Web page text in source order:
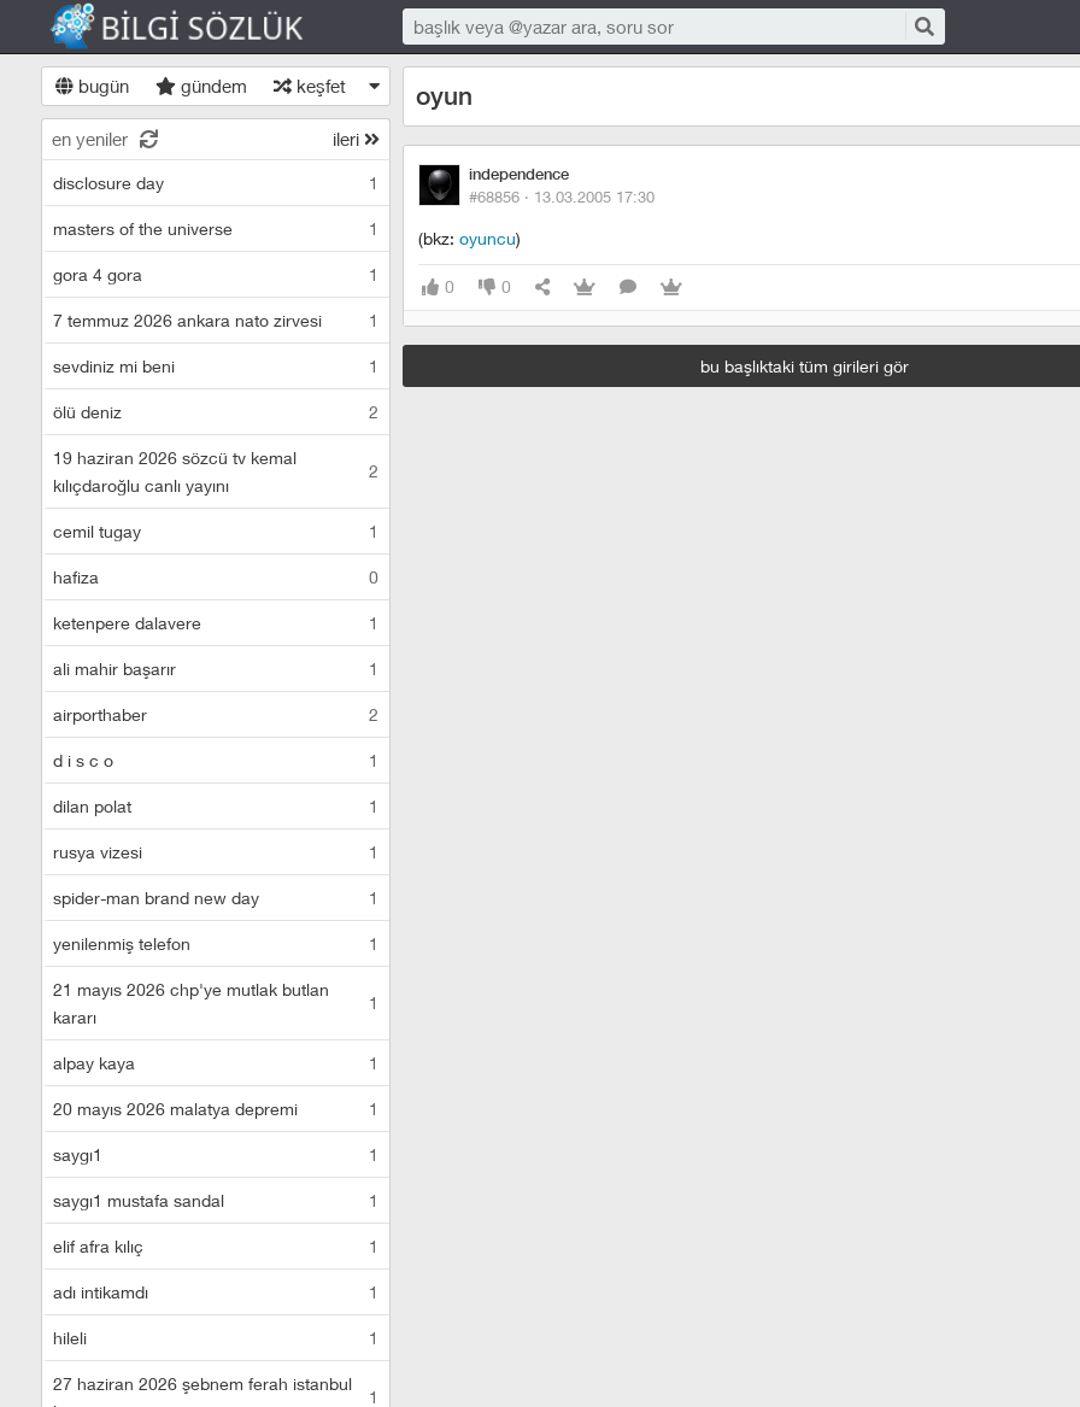
bugün gündem keşfet
en yeniler ileri
disclosure day 1
masters of the universe 1
gora 4 gora 1
7 temmuz 2026 ankara nato zirvesi 1
sevdiniz mi beni 1
ölü deniz 2
19 haziran 2026 sözcü tv kemal
kılıçdaroğlu canlı yayını
2
cemil tugay 1
hafiza 0
ketenpere dalavere 1
ali mahir başarır 1
airporthaber 2
d i s c o 1
dilan polat 1
rusya vizesi 1
spider-man brand new day 1
yenilenmiş telefon 1
21 mayıs 2026 chp'ye mutlak butlan
kararı
1
alpay kaya 1
20 mayıs 2026 malatya depremi 1
saygı1 1
saygı1 mustafa sandal 1
elif afra kılıç 1
adı intikamdı 1
hileli 1
27 haziran 2026 şebnem ferah istanbul
1
oyun
independence
#68856 · 13.03.2005 17:30
(bkz: oyuncu)
0 0
bu başlıktaki tüm girileri gör